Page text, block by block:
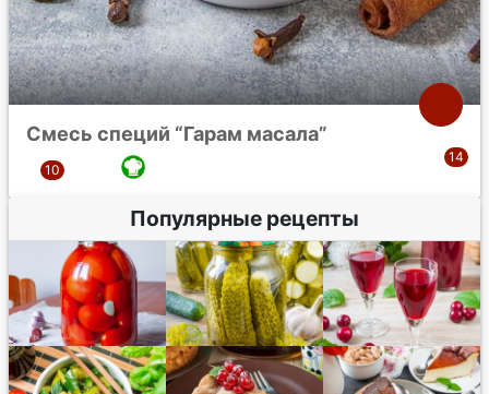
Смесь специй “Гарам масала”
Популярные рецепты